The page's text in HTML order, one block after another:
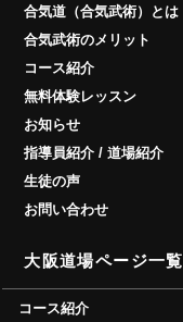
合気道（合気武術）とは
合気武術のメリット
コース紹介
無料体験レッスン
お知らせ
指導員紹介 / 道場紹介
生徒の声
お問い合わせ
大阪道場ページ一覧
コース紹介